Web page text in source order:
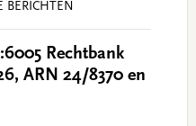
BERICHTEN
Rechtbank
ARN 24/8370 en